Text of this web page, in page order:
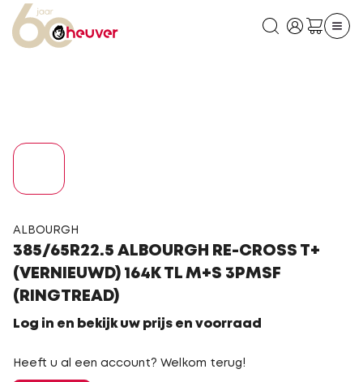
ALBOURGH
385/65R22.5 ALBOURGH RE-CROSS T+
(VERNIEUWD) 164K TL M+S 3PMSF
(RINGTREAD)
Log in en bekijk uw prijs en voorraad
Heeft u al een account? Welkom terug!